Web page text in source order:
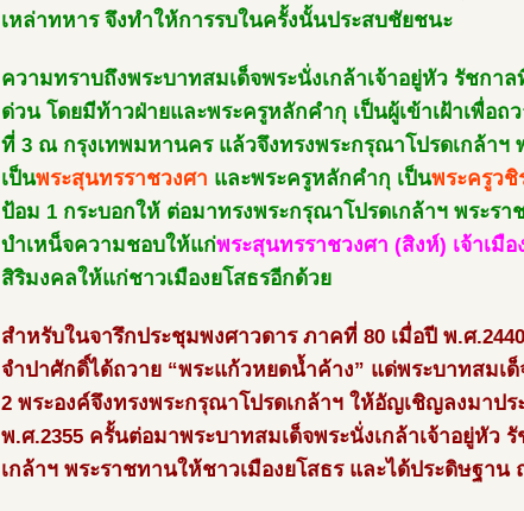
เหล่าทหาร จึงทำให้การรบในครั้งนั้นประสบชัยชนะ
ความทราบถึงพระบาทสมเด็จพระนั่งเกล้าเจ้าอยู่หัว รัชกาล
ด่วน โดยมีท้าวฝ่ายและพระครูหลักคำกุ เป็นผู้เข้าเฝ้าเพื่อ
ที่ 3 ณ กรุงเทพมหานคร แล้วจึงทรงพระกรุณาโปรดเกล้า
เป็นพระสุนทรราชวงศา และพระครูหลักคำกุ เป็นพระครูว
ป้อม 1 กระบอกให้ ต่อมาทรงพระกรุณาโปรดเกล้าฯ พระร
บำเหน็จความชอบให้แก่พระสุนทรราชวงศา (สิงห์) เจ้าเมื
สิริมงคลให้แก่ชาวเมืองยโสธรอีกด้วย
สำหรับในจารึกประชุมพงศาวดาร ภาคที่ 80 เมื่อปี พ.ศ
จำปาศักดิ์ได้ถวาย “พระแก้วหยดน้ำค้าง” แด่พระบาทสมเ
2 พระองค์จึงทรงพระกรุณาโปรดเกล้าฯ ให้อัญเชิญลงมาป
พ.ศ.2355 ครั้นต่อมาพระบาทสมเด็จพระนั่งเกล้าเจ้าอยู่หัว
เกล้าฯ พระราชทานให้ชาวเมืองยโสธร และได้ประดิษฐา